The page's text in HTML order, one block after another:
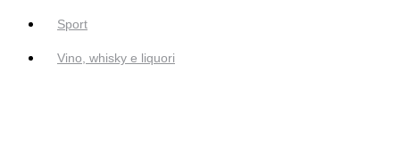
Sport
Vino, whisky e liquori